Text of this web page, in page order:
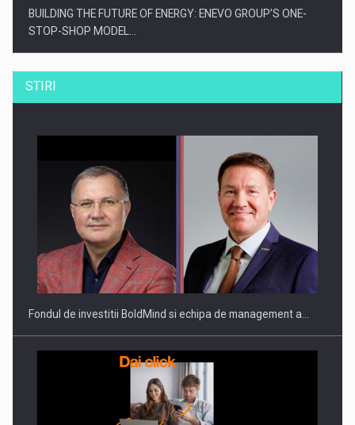
BUILDING THE FUTURE OF ENERGY: ENEVO GROUP’S ONE-
STOP-SHOP MODEL…
ROOTED IN ROMANIA, BUILT TO DELIVER TECHNOLOGY FOR
THE…
STIRI
Fondul de investitii BoldMind si echipa de management a…